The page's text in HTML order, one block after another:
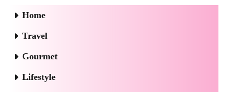
Home
Travel
Gourmet
Lifestyle